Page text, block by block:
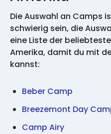
Die Auswahl an Camps
schwierig sein, die
eine Liste der
Amerika, damit du mit
kannst:
Beber Camp
Breezemont Day
Camp Airy